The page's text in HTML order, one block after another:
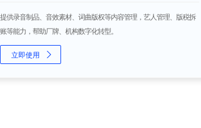
提供录音制品、音效素材、词曲版权等内容管理，艺人管理、版税拆
账等能力，帮助厂牌、机构数字化转型。
立即使用